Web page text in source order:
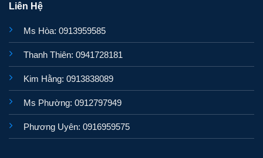
Liên Hệ
Ms Hòa: 0913959585
Thanh Thiên: 0941728181
Kim Hằng: 0913838089
Ms Phường: 0912797949
Phương Uyên: 0916959575